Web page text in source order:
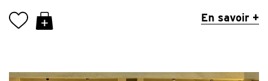
En savoir +